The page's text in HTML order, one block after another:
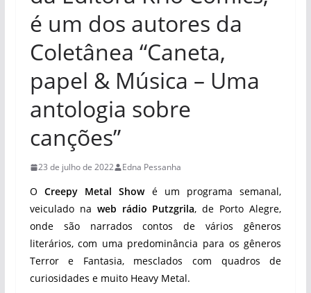
é um dos autores da
Coletânea “Caneta,
papel & Música – Uma
antologia sobre
canções”
23 de julho de 2022 Edna Pessanha
O Creepy Metal Showé um programa semanal,
veiculado na web rádio Putzgrila, de Porto Alegre,
onde são narrados contos de vários gêneros
literários, com uma predominância para os gêneros
Terror e Fantasia, mesclados com quadros de
curiosidades e muito Heavy Metal.